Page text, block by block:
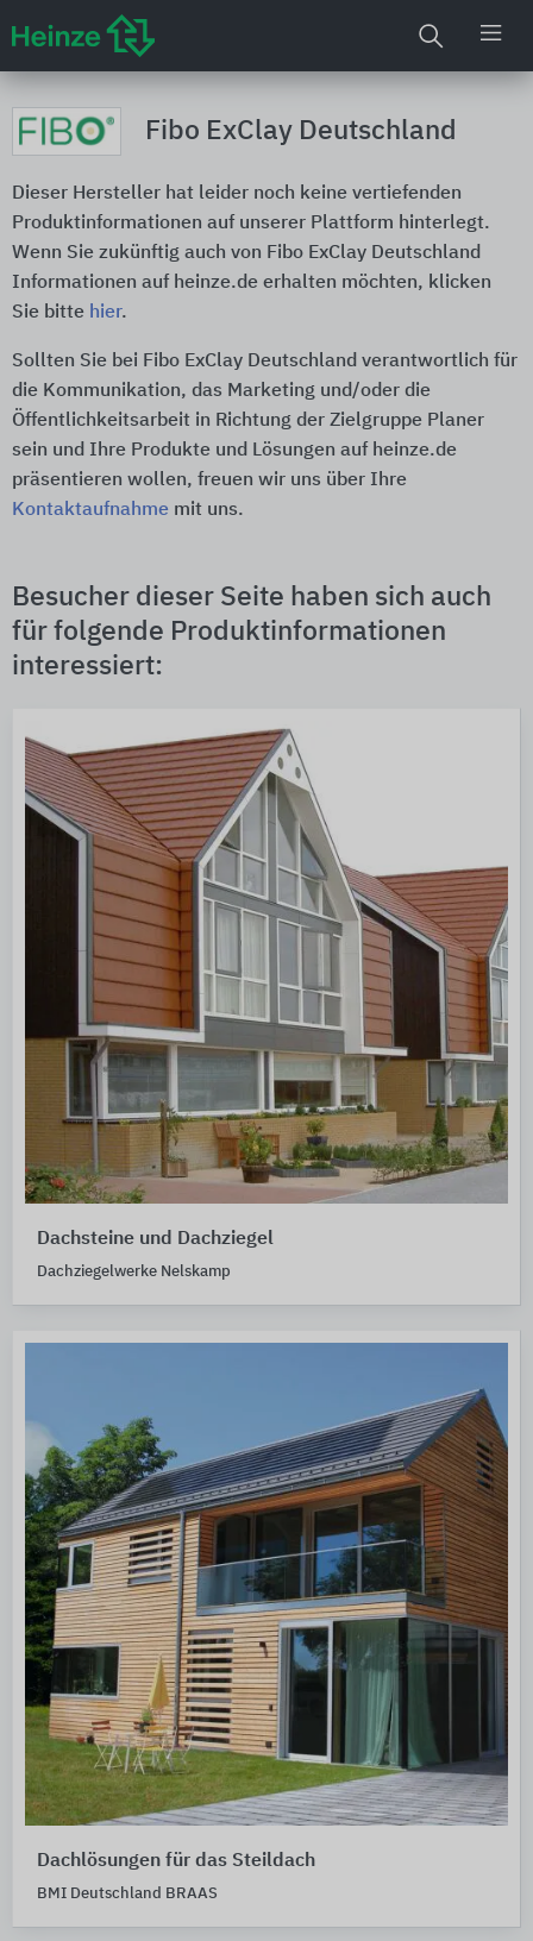
Fibo ExClay Deutschland
Dieser Hersteller hat leider noch keine vertiefenden
Produktinformationen auf unserer Plattform hinterlegt.
Wenn Sie zukünftig auch von Fibo ExClay Deutschland
Informationen auf heinze.de erhalten möchten, klicken
Sie bitte hier.
Sollten Sie bei Fibo ExClay Deutschland verantwortlich für
die Kommunikation, das Marketing und/oder die
Öffentlichkeitsarbeit in Richtung der Zielgruppe Planer
sein und Ihre Produkte und Lösungen auf heinze.de
präsentieren wollen, freuen wir uns über Ihre
Kontaktaufnahme mit uns.
Besucher dieser Seite haben sich auch
für folgende Produktinformationen
interessiert:
Dachsteine und Dachziegel
Dachziegelwerke Nelskamp
Dachlösungen für das Steildach
BMI Deutschland BRAAS